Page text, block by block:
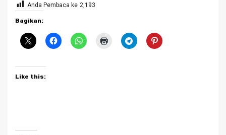
Anda Pembaca ke 2,193
Bagikan:
Like this: